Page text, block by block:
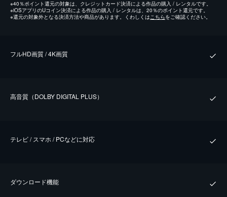
※40％ポイント還元の対象は、クレジットカード決済による作品の購入 / レンタルです。
※iOSアプリのUコイン決済による作品の購入 / レンタルは、20％のポイント還元です。
※還元の対象外となる決済方法や商品があります。くわしくはこちらをご確認ください。
フルHD画質 / 4K画質
⾼⾳質（DOLBY DIGITAL PLUS）
テレビ / スマホ / PCなどに対応
ダウンロード機能